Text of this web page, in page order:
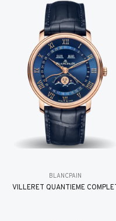
BLANCPAIN
VILLERET QUANTIÈME COMPLET